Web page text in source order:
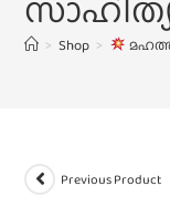
സാഹിത്യ
> Shop >
Previous Product